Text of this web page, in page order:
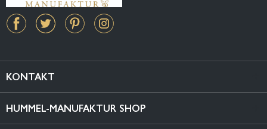
KONTAKT
HUMMEL-MANUFAKTUR SHOP